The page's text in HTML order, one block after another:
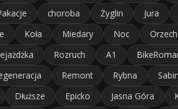
choroba Żyglin Jura
Koła Miedary Noc Orzech
Rozruch A1
Remont Rybna
Dłuższe Epicko Jasna Góra